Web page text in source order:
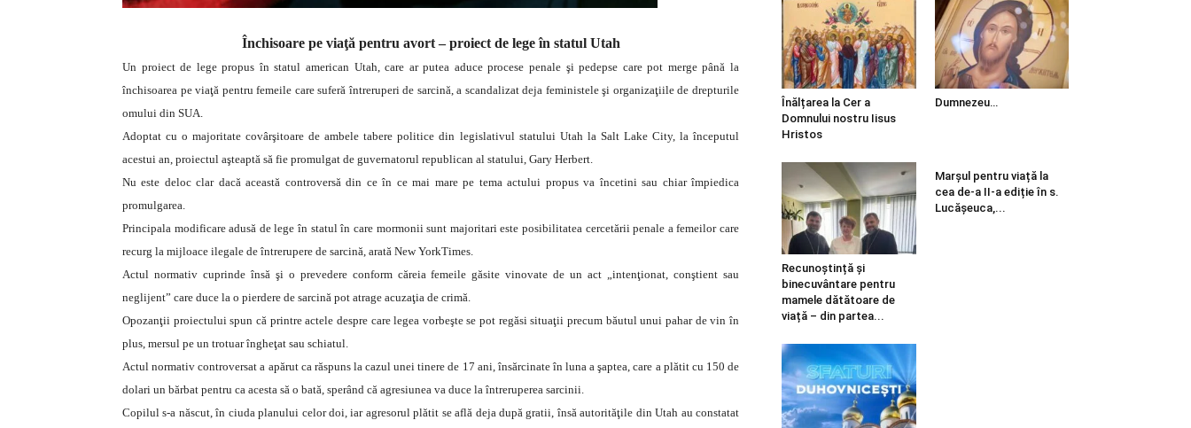
Închisoare pe viaţă pentru avort – proiect de lege în statul Utah
Un proiect de lege propus în statul american Utah, care ar putea aduce procese penale şi pedepse care pot merge până la
închisoarea pe viaţă pentru femeile care suferă întreruperi de sarcină, a scandalizat deja feministele şi organizaţiile de drepturile
omului din SUA.
Adoptat cu o majoritate covârşitoare de ambele tabere politice din legislativul statului Utah la Salt Lake City, la începutul
acestui an, proiectul aşteaptă să fie promulgat de guvernatorul republican al statului, Gary Herbert.
Nu este deloc clar dacă această controversă din ce în ce mai mare pe tema actului propus va încetini sau chiar împiedica
promulgarea.
Principala modificare adusă de lege în statul în care mormonii sunt majoritari este posibilitatea cercetării penale a femeilor care
recurg la mijloace ilegale de întrerupere de sarcină, arată New YorkTimes.
Actul normativ cuprinde însă şi o prevedere conform căreia femeile găsite vinovate de un act „intenţionat, conştient sau
neglijent” care duce la o pierdere de sarcină pot atrage acuzaţia de crimă.
Opozanţii proiectului spun că printre actele despre care legea vorbeşte se pot regăsi situaţii precum băutul unui pahar de vin în
plus, mersul pe un trotuar îngheţat sau schiatul.
Actul normativ controversat a apărut ca răspuns la cazul unei tinere de 17 ani, însărcinate în luna a şaptea, care a plătit cu 150 de
dolari un bărbat pentru ca acesta să o bată, sperând că agresiunea va duce la întreruperea sarcinii.
Copilul s-a născut, în ciuda planului celor doi, iar agresorul plătit se află deja după gratii, însă autorităţile din Utah au constatat
Înălțarea la Cer a
Domnului nostru Iisus
Hristos
Dumnezeu…
Recunoștință și
binecuvântare pentru
mamele dătătoare de
viață – din partea...
Marșul pentru viață la
cea de-a II-a ediție în s.
Lucășeuca,...